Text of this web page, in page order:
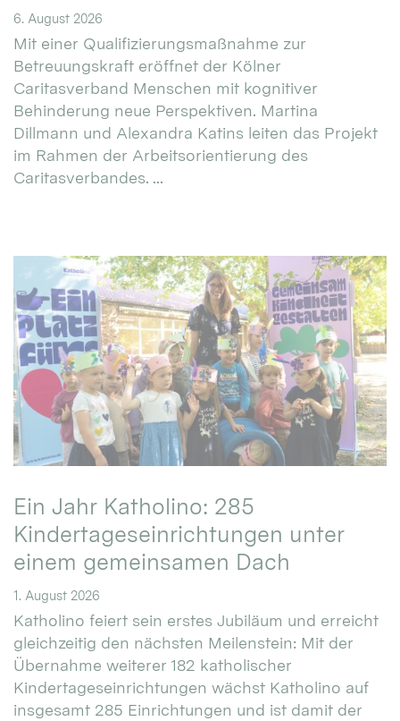
6. August 2026
Mit einer Qualifizierungsmaßnahme zur
Betreuungskraft eröffnet der Kölner
Caritasverband Menschen mit kognitiver
Behinderung neue Perspektiven. Martina
Dillmann und Alexandra Katins leiten das Projekt
im Rahmen der Arbeitsorientierung des
Caritasverbandes. ...
Ein Jahr Katholino: 285
Kindertageseinrichtungen unter
einem gemeinsamen Dach
1. August 2026
Katholino feiert sein erstes Jubiläum und erreicht
gleichzeitig den nächsten Meilenstein: Mit der
Übernahme weiterer 182 katholischer
Kindertageseinrichtungen wächst Katholino auf
insgesamt 285 Einrichtungen und ist damit der